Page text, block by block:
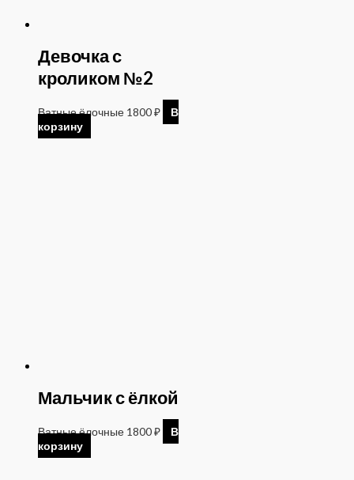
Девочка с
кроликом №2
Ватные ёлочные 1800₽
В
корзину
Мальчик с ёлкой
Ватные ёлочные 1800₽
В
корзину